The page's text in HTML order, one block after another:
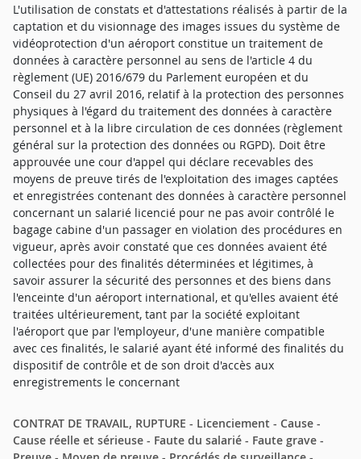
L'utilisation de constats et d'attestations réalisés à partir de la
captation et du visionnage des images issues du système de
vidéoprotection d'un aéroport constitue un traitement de
données à caractère personnel au sens de l'article 4 du
règlement (UE) 2016/679 du Parlement européen et du
Conseil du 27 avril 2016, relatif à la protection des personnes
physiques à l'égard du traitement des données à caractère
personnel et à la libre circulation de ces données (règlement
général sur la protection des données ou RGPD). Doit être
approuvée une cour d'appel qui déclare recevables des
moyens de preuve tirés de l'exploitation des images captées
et enregistrées contenant des données à caractère personnel
concernant un salarié licencié pour ne pas avoir contrôlé le
bagage cabine d'un passager en violation des procédures en
vigueur, après avoir constaté que ces données avaient été
collectées pour des finalités déterminées et légitimes, à
savoir assurer la sécurité des personnes et des biens dans
l'enceinte d'un aéroport international, et qu'elles avaient été
traitées ultérieurement, tant par la société exploitant
l'aéroport que par l'employeur, d'une manière compatible
avec ces finalités, le salarié ayant été informé des finalités du
dispositif de contrôle et de son droit d'accès aux
enregistrements le concernant
CONTRAT DE TRAVAIL, RUPTURE - Licenciement - Cause -
Cause réelle et sérieuse - Faute du salarié - Faute grave -